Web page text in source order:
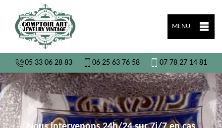
MENU
05 33 06 28 83 06 25 63 76 58 07 78 27 14 81